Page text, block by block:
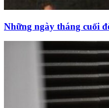
Những ngày tháng cuối